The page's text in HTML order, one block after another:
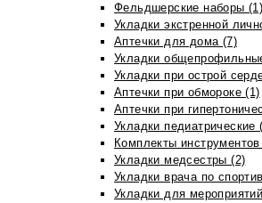
Фельдшерские наборы (1)
Укладки экстренной
Аптечки для дома (7)
Укладки
Укладки при острой
Аптечки при обмороке (1)
Аптечки при
Укладки педиатрические
Комплекты
Укладки медсестры (2)
Укладки врача по
Укладки для мероприятий